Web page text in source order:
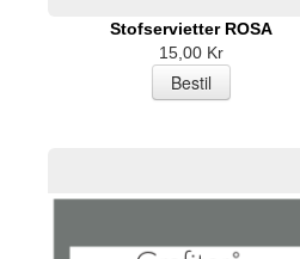
Stofservietter ROSA
15,00 Kr